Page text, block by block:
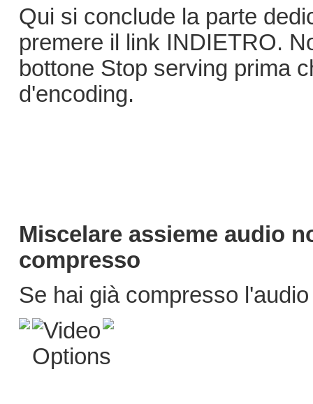
Qui si conclude la parte
premere il link INDIETRO.
bottone Stop serving prima
d'encoding.
Miscelare assieme audio
compresso
Se hai già compresso